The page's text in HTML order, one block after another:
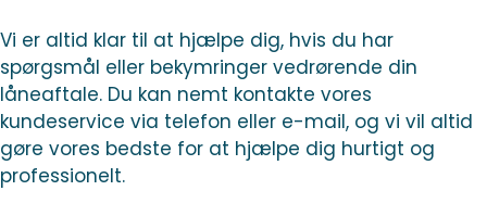
Vi er altid klar til at hjælpe dig, hvis du har
spørgsmål eller bekymringer vedrørende din
låneaftale. Du kan nemt kontakte vores
kundeservice via telefon eller e-mail, og vi vil altid
gøre vores bedste for at hjælpe dig hurtigt og
professionelt.